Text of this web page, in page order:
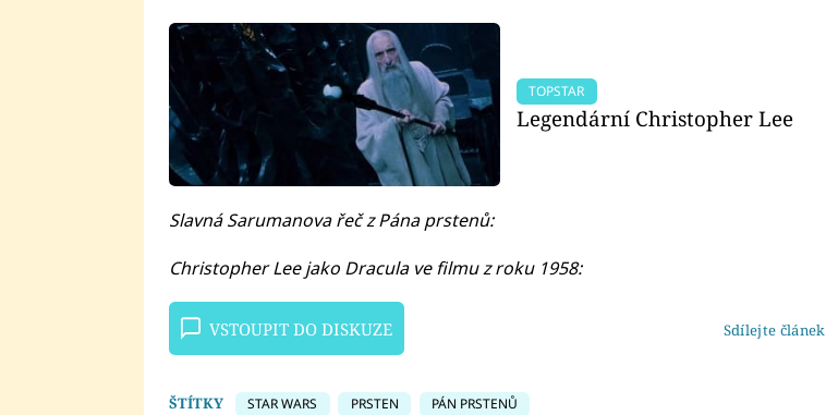
TOPSTAR
Legendární Christopher Lee
Slavná Sarumanova řeč z Pána prstenů:
Christopher Lee jako Dracula ve filmu z roku 1958:
VSTOUPIT DO DISKUZE Sdílejte článek
ŠTÍTKY STAR WARS PRSTEN PÁN PRSTENŮ